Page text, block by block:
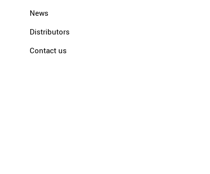
News
Distributors
Contact us